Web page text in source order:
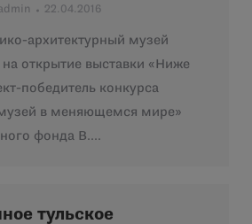
22.04.2016
архитектурный музей
на открытие выставки «Ниже
победитель конкурса
в меняющемся мире»
фонда В.…
тульское